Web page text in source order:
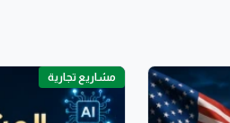
مشاريع تجارية